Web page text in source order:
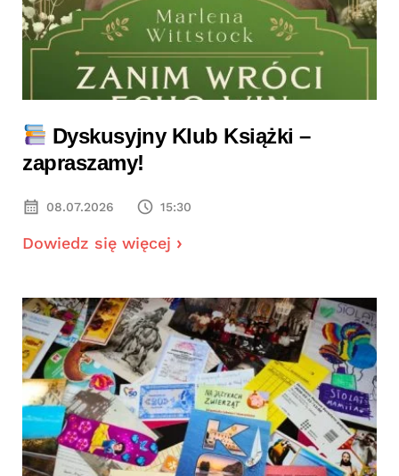
Dyskusyjny Klub Książki –
zapraszamy!
08.07.2026 15:30
Dowiedz się więcej